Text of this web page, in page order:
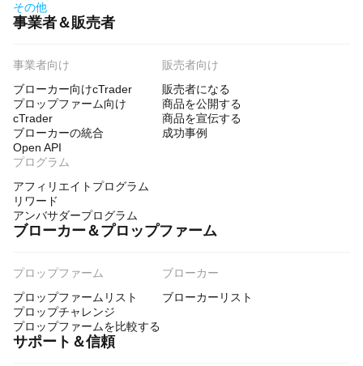
その他
事業者＆販売者
事業者向け
ブローカー向けcTrader
プロップファーム向け
cTrader
ブローカーの統合
Open API
販売者向け
販売者になる
商品を公開する
商品を宣伝する
成功事例
プログラム
アフィリエイトプログラム
リワード
アンバサダープログラム
ブローカー＆プロップファーム
プロップファーム
プロップファームリスト
プロップチャレンジ
プロップファームを比較する
ブローカー
ブローカーリスト
サポート＆信頼